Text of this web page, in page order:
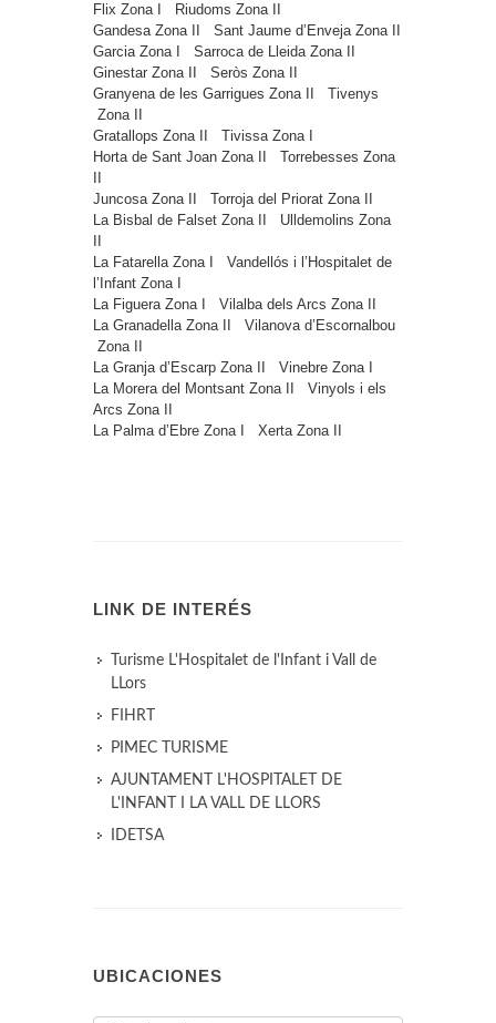
Flix Zona I Riudoms Zona II
Gandesa Zona II Sant Jaume d’Enveja Zona II
Garcia Zona I Sarroca de Lleida Zona II
Ginestar Zona II Seròs Zona II
Granyena de les Garrigues Zona II
Tivenys
Zona II
Gratallops Zona II Tivissa Zona I
Horta de Sant Joan Zona II Torrebesses Zona
Juncosa Zona II Torroja del Priorat Zona II
La Bisbal de Falset Zona II Ulldemolins Zona
La Fatarella Zona I
Vandellós i l’Hospitalet de
l’Infant Zona I
La Figuera Zona I Vilalba dels Arcs Zona II
La Granadella Zona II
Vilanova d’Escornalbou
Zona II
La Granja d’Escarp Zona II Vinebre Zona I
La Morera del Montsant Zona II
Vinyols i els
Arcs Zona II
La Palma d’Ebre Zona I Xerta Zona II
LINK DE INTERÉS
Turisme L'Hospitalet de l'Infant i Vall de
LLors
FIHRT
PIMEC TURISME
AJUNTAMENT L'HOSPITALET DE
L'INFANT I LA VALL DE LLORS
IDETSA
UBICACIONES